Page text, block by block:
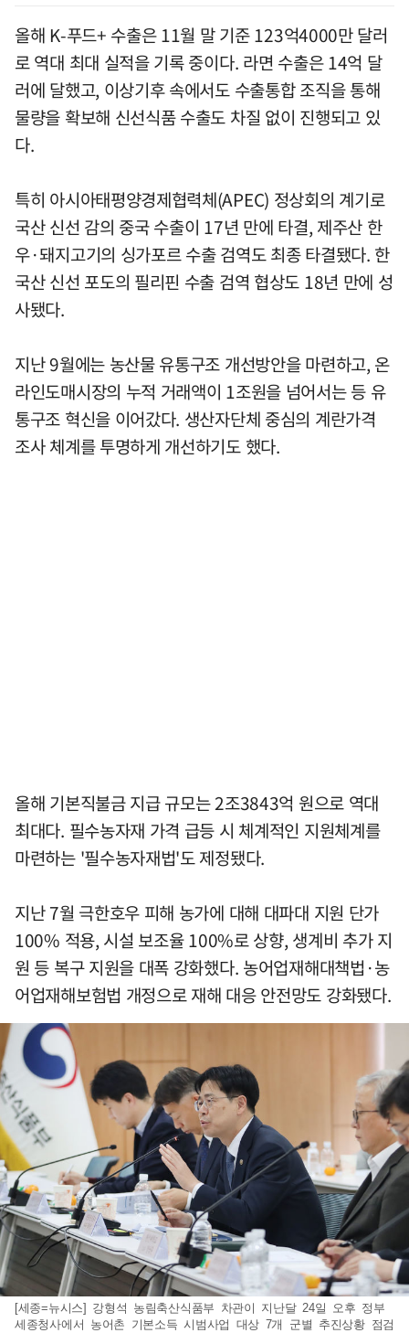
올해 K-푸드+ 수출은 11월 말 기준 123억4000만 달러
로 역대 최대 실적을 기록 중이다. 라면 수출은 14억 달
러에 달했고, 이상기후 속에서도 수출통합 조직을 통해
물량을 확보해 신선식품 수출도 차질 없이 진행되고 있
다.
특히 아시아태평양경제협력체(APEC) 정상회의 계기로
국산 신선 감의 중국 수출이 17년 만에 타결, 제주산 한
우·돼지고기의 싱가포르 수출 검역도 최종 타결됐다. 한
국산 신선 포도의 필리핀 수출 검역 협상도 18년 만에 성
사됐다.
지난 9월에는 농산물 유통구조 개선방안을 마련하고, 온
라인도매시장의 누적 거래액이 1조원을 넘어서는 등 유
통구조 혁신을 이어갔다. 생산자단체 중심의 계란가격
조사 체계를 투명하게 개선하기도 했다.
올해 기본직불금 지급 규모는 2조3843억 원으로 역대
최대다. 필수농자재 가격 급등 시 체계적인 지원체계를
마련하는 '필수농자재법'도 제정됐다.
지난 7월 극한호우 피해 농가에 대해 대파대 지원 단가
100% 적용, 시설 보조율 100%로 상향, 생계비 추가 지
원 등 복구 지원을 대폭 강화했다. 농어업재해대책법·농
어업재해보험법 개정으로 재해 대응 안전망도 강화됐다.
[세종=뉴시스] 강형석 농림축산식품부 차관이 지난달 24일 오후 정부
세종청사에서 농어촌 기본소득 시범사업 대상 7개 군별 추진상황 점검